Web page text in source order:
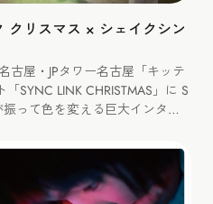
クリスマス × シェイクシン
古屋・JPタワー名古屋「キッテ
SYNC LINK CHRISTMAS」に S
って色を変える巨大インタラ